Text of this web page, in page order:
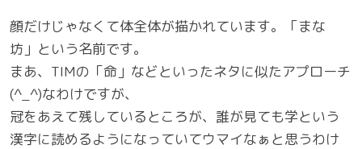
顔だけじゃなくて体全体が描かれています。「まな
坊」という名前です。
まあ、TIMの「命」などといったネタに似たアプローチ
(^_^)なわけですが、
冠をあえて残しているところが、誰が見ても学という
漢字に読めるようになっていてウマイなぁと思うわけ